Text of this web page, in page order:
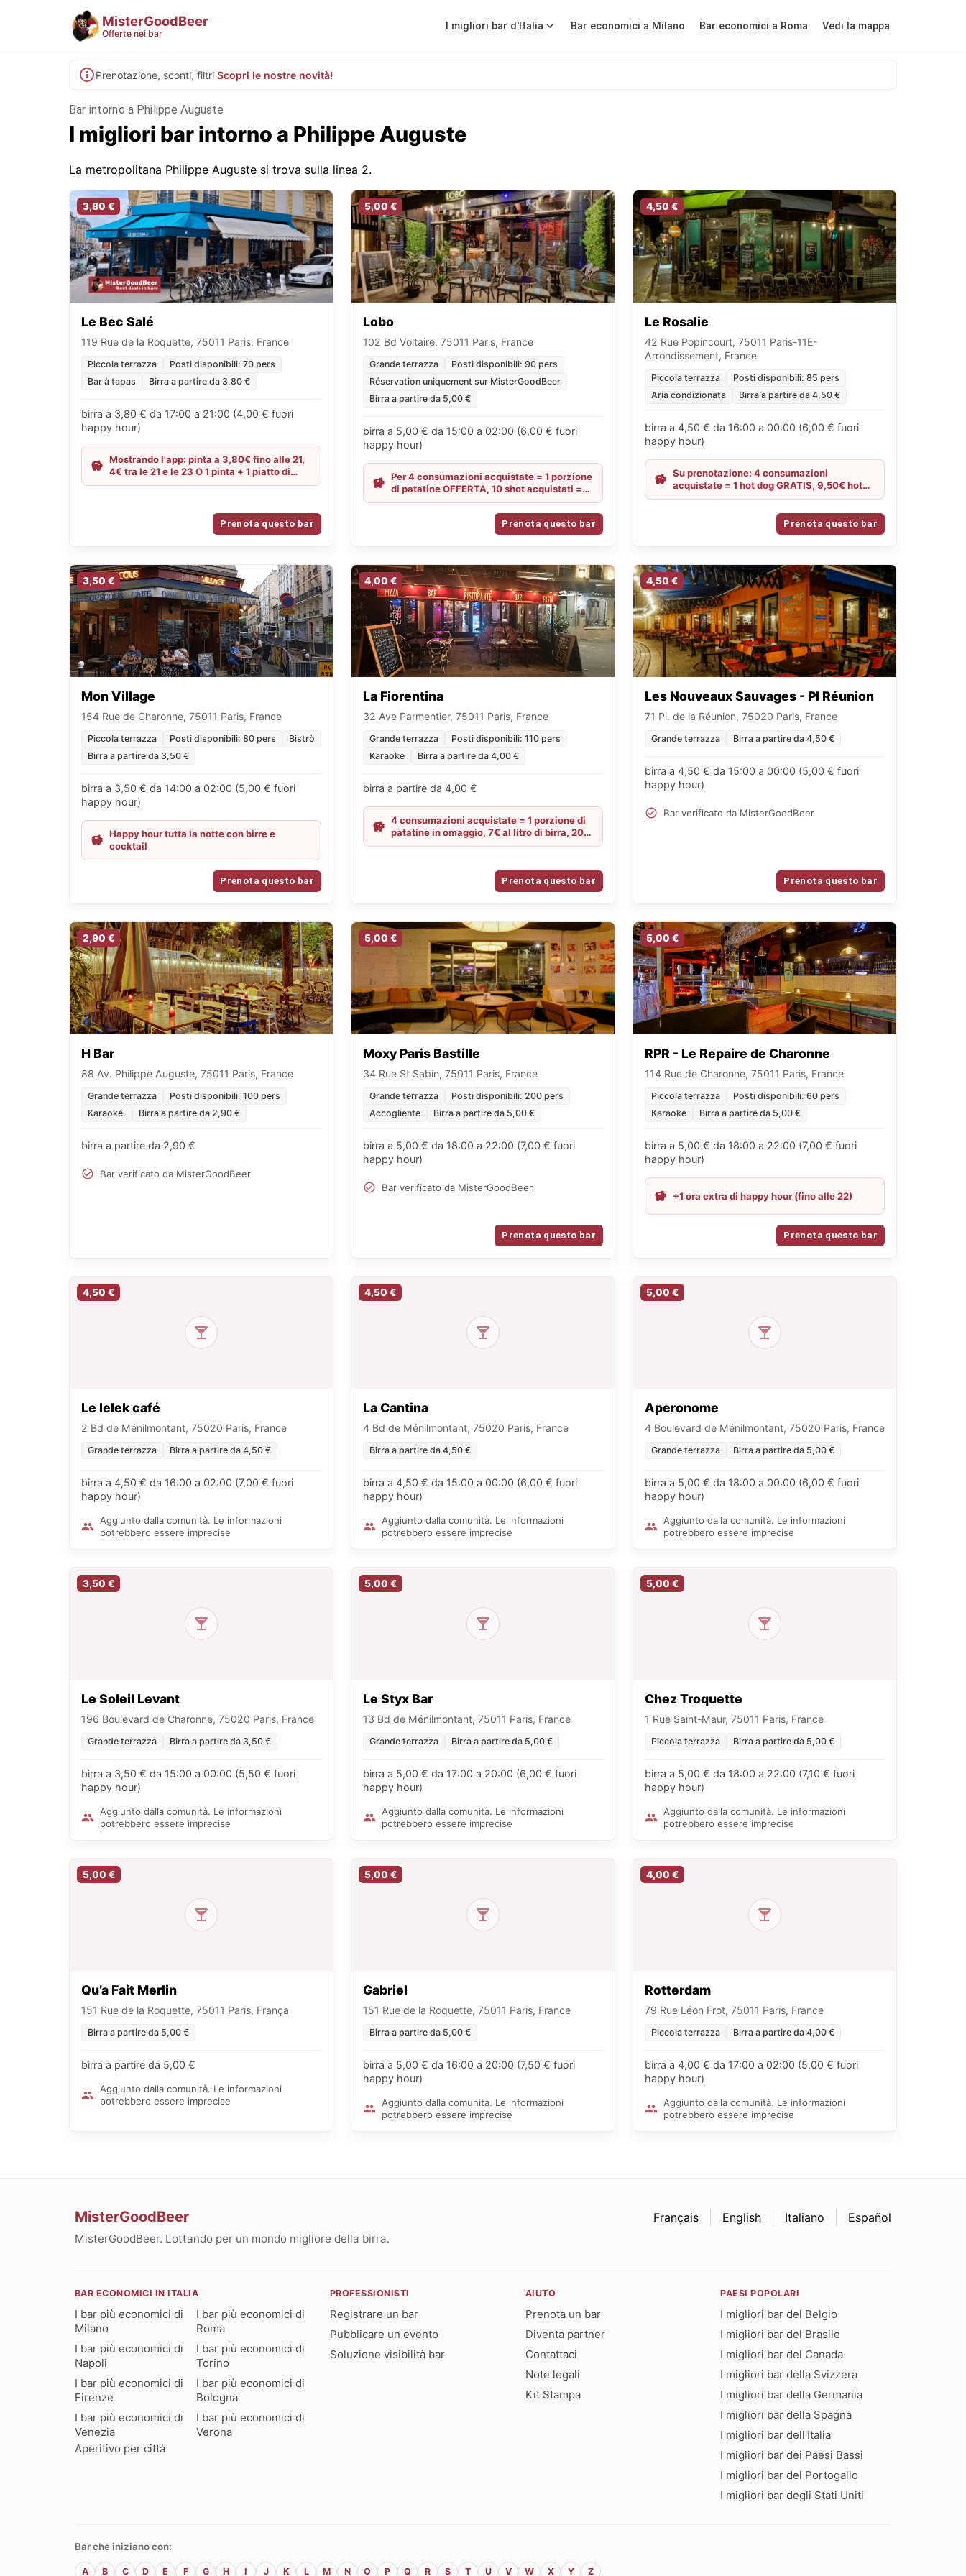
MisterGoodBeer
Offerte nei bar
I migliori bar d'Italia Bar economici a Milano Bar economici a Roma Vedi la mappa
Prenotazione, sconti, filtri Scopri le nostre novità!
Bar intorno a Philippe Auguste
I migliori bar intorno a Philippe Auguste
La metropolitana Philippe Auguste si trova sulla linea 2.
3,80 €
Le Bec Salé
119 Rue de la Roquette, 75011 Paris, France
Piccola terrazza
Posti disponibili: 70 pers
Bar à tapas
Birra a partire da 3,80 €
birra a 3,80 € da 17:00 a 21:00 (4,00 € fuori
happy hour)
Mostrando l'app: pinta a 3,80€ fino alle 21,
4€ tra le 21 e le 23 O 1 pinta + 1 piatto di
patatine = 6€ sempre
Prenota questo bar
5,00 €
Lobo
102 Bd Voltaire, 75011 Paris, France
Grande terrazza
Posti disponibili: 90 pers
Réservation uniquement sur MisterGoodBeer
Birra a partire da 5,00 €
birra a 5,00 € da 15:00 a 02:00 (6,00 € fuori
happy hour)
Per 4 consumazioni acquistate = 1 porzione
di patatine OFFERTA, 10 shot acquistati =
10 shot OFFERTI
Prenota questo bar
4,50 €
Le Rosalie
42 Rue Popincourt, 75011 Paris-11E-
Arrondissement, France
Piccola terrazza
Posti disponibili: 85 pers
Aria condizionata
Birra a partire da 4,50 €
birra a 4,50 € da 16:00 a 00:00 (6,00 € fuori
happy hour)
Su prenotazione: 4 consumazioni
acquistate = 1 hot dog GRATIS, 9,50€ hot
dog + pinta, Happy hour sulla bionda fino a
Prenota questo bar
3,50 €
Mon Village
154 Rue de Charonne, 75011 Paris, France
Piccola terrazza Posti disponibili: 80 pers
Bistrò
Birra a partire da 3,50 €
birra a 3,50 € da 14:00 a 02:00 (5,00 € fuori
happy hour)
Happy hour tutta la notte con birre e
cocktail
Prenota questo bar
4,00 €
La Fiorentina
32 Ave Parmentier, 75011 Paris, France
Grande terrazza
Posti disponibili: 110 pers
Karaoke
Birra a partire da 4,00 €
birra a partire da 4,00 €
4 consumazioni acquistate = 1 porzione di
patatine in omaggio, 7€ al litro di birra, 20
shot acquistati = 20 offerti
Prenota questo bar
4,50 €
Les Nouveaux Sauvages - Pl Réunion
71 Pl. de la Réunion, 75020 Paris, France
Grande terrazza Birra a partire da 4,50 €
birra a 4,50 € da 15:00 a 00:00 (5,00 € fuori
happy hour)
Bar verificato da MisterGoodBeer
Prenota questo bar
2,90 €
H Bar
88 Av. Philippe Auguste, 75011 Paris, France
Grande terrazza
Posti disponibili: 100 pers
Karaoké.
Birra a partire da 2,90 €
birra a partire da 2,90 €
Bar verificato da MisterGoodBeer
5,00 €
Moxy Paris Bastille
34 Rue St Sabin, 75011 Paris, France
Grande terrazza
Posti disponibili: 200 pers
Accogliente
Birra a partire da 5,00 €
birra a 5,00 € da 18:00 a 22:00 (7,00 € fuori
happy hour)
Bar verificato da MisterGoodBeer
Prenota questo bar
5,00 €
RPR - Le Repaire de Charonne
114 Rue de Charonne, 75011 Paris, France
Piccola terrazza
Posti disponibili: 60 pers
Karaoke
Birra a partire da 5,00 €
birra a 5,00 € da 18:00 a 22:00 (7,00 € fuori
happy hour)
+1 ora extra di happy hour (fino alle 22)
Prenota questo bar
4,50 €
Le lelek café
2 Bd de Ménilmontant, 75020 Paris, France
Grande terrazza Birra a partire da 4,50 €
birra a 4,50 € da 16:00 a 02:00 (7,00 € fuori
happy hour)
Aggiunto dalla comunità. Le informazioni
potrebbero essere imprecise
4,50 €
La Cantina
4 Bd de Ménilmontant, 75020 Paris, France
Birra a partire da 4,50 €
birra a 4,50 € da 15:00 a 00:00 (6,00 € fuori
happy hour)
Aggiunto dalla comunità. Le informazioni
potrebbero essere imprecise
5,00 €
Aperonome
4 Boulevard de Ménilmontant, 75020 Paris, France
Grande terrazza Birra a partire da 5,00 €
birra a 5,00 € da 18:00 a 00:00 (6,00 € fuori
happy hour)
Aggiunto dalla comunità. Le informazioni
potrebbero essere imprecise
3,50 €
Le Soleil Levant
196 Boulevard de Charonne, 75020 Paris, France
Grande terrazza Birra a partire da 3,50 €
birra a 3,50 € da 15:00 a 00:00 (5,50 € fuori
happy hour)
Aggiunto dalla comunità. Le informazioni
potrebbero essere imprecise
5,00 €
Le Styx Bar
13 Bd de Ménilmontant, 75011 Paris, France
Grande terrazza Birra a partire da 5,00 €
birra a 5,00 € da 17:00 a 20:00 (6,00 € fuori
happy hour)
Aggiunto dalla comunità. Le informazioni
potrebbero essere imprecise
5,00 €
Chez Troquette
1 Rue Saint-Maur, 75011 Paris, France
Piccola terrazza Birra a partire da 5,00 €
birra a 5,00 € da 18:00 a 22:00 (7,10 € fuori
happy hour)
Aggiunto dalla comunità. Le informazioni
potrebbero essere imprecise
5,00 €
Qu’a Fait Merlin
151 Rue de la Roquette, 75011 Paris, França
Birra a partire da 5,00 €
birra a partire da 5,00 €
Aggiunto dalla comunità. Le informazioni
potrebbero essere imprecise
5,00 €
Gabriel
151 Rue de la Roquette, 75011 Paris, France
Birra a partire da 5,00 €
birra a 5,00 € da 16:00 a 20:00 (7,50 € fuori
happy hour)
Aggiunto dalla comunità. Le informazioni
potrebbero essere imprecise
4,00 €
Rotterdam
79 Rue Léon Frot, 75011 Paris, France
Piccola terrazza Birra a partire da 4,00 €
birra a 4,00 € da 17:00 a 02:00 (5,00 € fuori
happy hour)
Aggiunto dalla comunità. Le informazioni
potrebbero essere imprecise
MisterGoodBeer
MisterGoodBeer. Lottando per un mondo migliore della birra.
Français English Italiano Español
BAR ECONOMICI IN ITALIA
I bar più economici di
Milano
I bar più economici di
Roma
I bar più economici di
Napoli
I bar più economici di
Torino
I bar più economici di
Firenze
I bar più economici di
Bologna
I bar più economici di
Venezia
I bar più economici di
Verona
Aperitivo per città
PROFESSIONISTI
Registrare un bar
Pubblicare un evento
Soluzione visibilità bar
AIUTO
Prenota un bar
Diventa partner
Contattaci
Note legali
Kit Stampa
PAESI POPOLARI
I migliori bar del Belgio
I migliori bar del Brasile
I migliori bar del Canada
I migliori bar della Svizzera
I migliori bar della Germania
I migliori bar della Spagna
I migliori bar dell'Italia
I migliori bar dei Paesi Bassi
I migliori bar del Portogallo
I migliori bar degli Stati Uniti
Bar che iniziano con:
A B C D E F G H I J K L M N O P Q R S T U V W X Y Z